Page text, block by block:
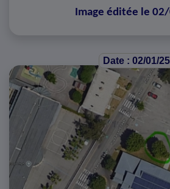
Image éditée le
Date : 02/01/25